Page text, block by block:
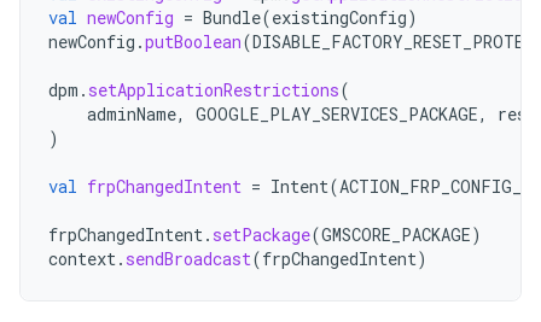
val newConfig = Bundle(existingConfig)
newConfig .putBoolean(
dpm . setApplicationRestrictions(
adminName, GOOGLE_PLAY_SERVICES_PACKAGE,
)
val frpChangedIntent = Intent(
frpChangedIntent. setPackage(GMSCORE_PACKAGE)
context. sendBroadcast(frpChangedIntent)